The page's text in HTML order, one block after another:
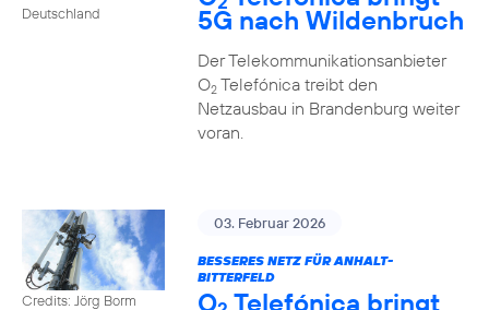
Deutschland
5G nach Wildenbruch
Der Telekommunikationsanbieter
O2Telefónica treibt den
Netzausbau in Brandenburg weiter
voran.
Credits: Jörg Borm
03. Februar 2026
BESSERES NETZ FÜR ANHALT-
BITTERFELD
O Telefónica bringt